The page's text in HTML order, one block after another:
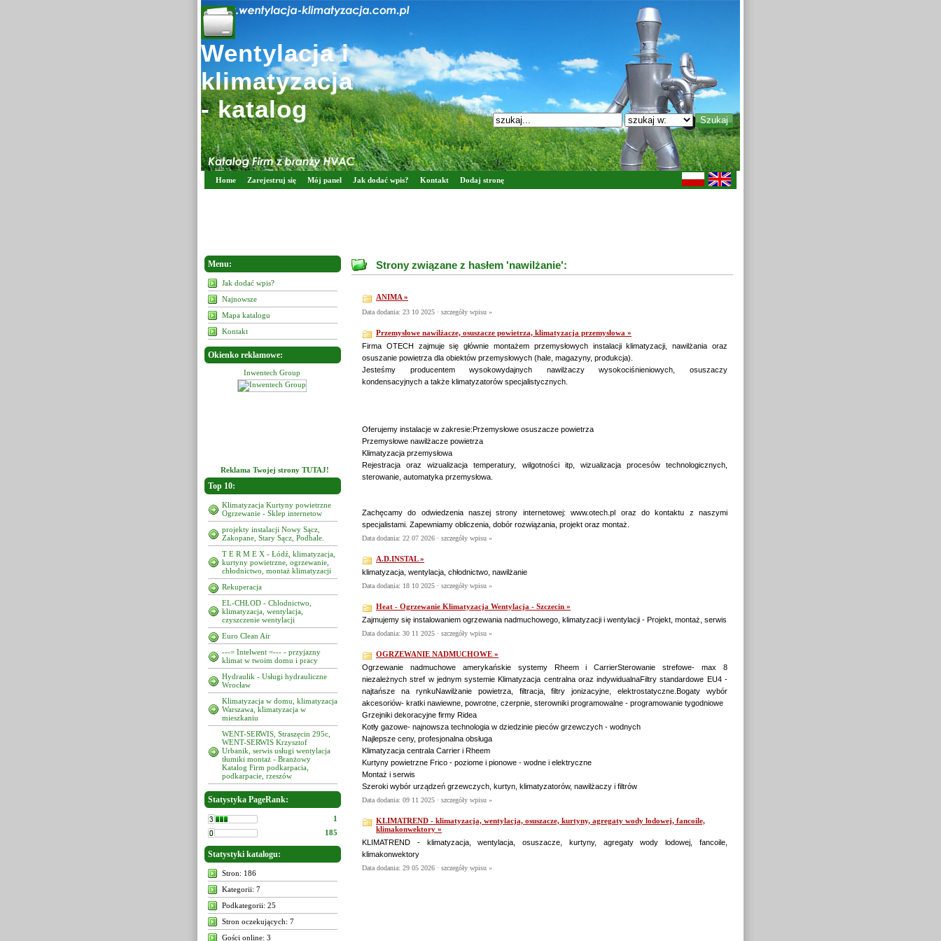
Wentylacja i
klimatyzacja
- katalog
Home Zarejestruj się Mój panel Jak dodać wpis? Kontakt Dodaj stronę
Menu:
Jak dodać wpis?
Najnowsze
Mapa katalogu
Kontakt
Okienko reklamowe:
Inwentech Group Inwentech Group
Reklama Twojej strony TUTAJ!
Top 10:
Klimatyzacja Kurtyny powietrzne
Ogrzewanie - Sklep internetow
projekty instalacji Nowy Sącz,
Zakopane, Stary Sącz, Podhale.
T E R M E X - Łódź, klimatyzacja,
kurtyny powietrzne, ogrzewanie,
chłodnictwo, montaż klimatyzacji
Rekuperacja
EL-CHŁOD - Chlodnictwo,
klimatyzacja, wentylacja,
czyszczenie wentylacji
Euro Clean Air
---= Intelwent =--- - przyjazny
klimat w twoim domu i pracy
Hydraulik - Usługi hydrauliczne
Wrocław
Klimatyzacja w domu, klimatyzacja
Warszawa, klimatyzacja w
mieszkaniu
WENT-SERWIS, Straszęcin 295c,
WENT-SERWIS Krzysztof
Urbanik, serwis usługi wentylacja
tłumiki montaż - Branżowy
Katalog Firm podkarpacia,
podkarpacie, rzeszów
Statystyka PageRank:
1
185
Statystyki katalogu:
Stron: 186
Kategorii: 7
Podkategorii: 25
Stron oczekujących: 7
Gości online: 3
Strony związane z hasłem 'nawilżanie':
ANIMA »
Data dodania: 23 10 2025 · szczegóły wpisu »
Przemysłowe nawilżacze, osuszacze powietrza, klimatyzacja przemysłowa »
Firma OTECH zajmuje się głównie montażem przemysłowych instalacji klimatyzacji, nawilżania oraz
osuszanie powietrza dla obiektów przemysłowych (hale, magazyny, produkcja).
Jesteśmy producentem wysokowydajnych nawilżaczy wysokociśnieniowych, osuszaczy
kondensacyjnych a także klimatyzatorów specjalistycznych.
Oferujemy instalacje w zakresie:Przemysłowe osuszacze powietrza
Przemysłowe nawilżacze powietrza
Klimatyzacja przemysłowa
Rejestracja oraz wizualizacja temperatury, wilgotności itp, wizualizacja procesów technologicznych,
sterowanie, automatyka przemysłowa.
Zachęcamy do odwiedzenia naszej strony internetowej: www.otech.pl oraz do kontaktu z naszymi
specjalistami. Zapewniamy obliczenia, dobór rozwiązania, projekt oraz montaż.
Data dodania: 22 07 2026 · szczegóły wpisu »
A.D.INSTAL »
klimatyzacja, wentylacja, chłodnictwo, nawilżanie
Data dodania: 18 10 2025 · szczegóły wpisu »
Heat - Ogrzewanie Klimatyzacja Wentylacja - Szczecin »
Zajmujemy się instalowaniem ogrzewania nadmuchowego, klimatyzacji i wentylacji - Projekt, montaż, serwis
Data dodania: 30 11 2025 · szczegóły wpisu »
OGRZEWANIE NADMUCHOWE »
Ogrzewanie nadmuchowe amerykańskie systemy Rheem i CarrierSterowanie strefowe- max 8
niezależnych stref w jednym systemie Klimatyzacja centralna oraz indywidualnaFiltry standardowe EU4 -
najtańsze na rynkuNawilżanie powietrza, filtracja, filtry jonizacyjne, elektrostatyczne.Bogaty wybór
akcesoriów- kratki nawiewne, powrotne, czerpnie, sterowniki programowalne - programowanie tygodniowe
Grzejniki dekoracyjne firmy Ridea
Kotły gazowe- najnowsza technologia w dziedzinie pieców grzewczych - wodnych
Najlepsze ceny, profesjonalna obsługa
Klimatyzacja centrala Carrier i Rheem
Kurtyny powietrzne Frico - poziome i pionowe - wodne i elektryczne
Montaż i serwis
Szeroki wybór urządzeń grzewczych, kurtyn, klimatyzatorów, nawilżaczy i filtrów
Data dodania: 09 11 2025 · szczegóły wpisu »
KLIMATREND - klimatyzacja, wentylacja, osuszacze, kurtyny, agregaty wody lodowej, fancoile,
klimakonwektory »
KLIMATREND - klimatyzacja, wentylacja, osuszacze, kurtyny, agregaty wody lodowej, fancoile,
klimakonwektory
Data dodania: 29 05 2026 · szczegóły wpisu »